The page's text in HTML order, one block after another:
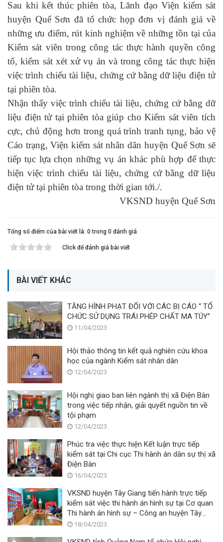
Sau khi kết thúc phiên tòa, Lãnh đạo Viện kiểm sát
huyện Quế Sơn đã tổ chức họp đơn vị đánh giá về
những ưu điểm, rút kinh nghiệm về những tồn tại của
Kiểm sát viên trong công tác thực hành quyền công
tố, kiểm sát xét xử vụ án và trong công tác thực hiện
việc trình chiếu tài liệu, chứng cứ bằng dữ liệu điện tử
tại phiên tòa.
Nhận thấy việc trình chiếu tài liệu, chứng cứ bằng dữ
liệu điện tử tại phiên tòa giúp cho Kiểm sát viên tích
cực, chủ động hơn trong quá trình tranh tụng, bảo vệ
Cáo trạng, Viện kiểm sát nhân dân huyện Quế Sơn sẽ
tiếp tục lựa chọn những vụ án khác phù hợp để thực
hiện việc trình chiếu tài liệu, chứng cứ bằng dữ liệu
điện tử tại phiên tòa trong thời gian tới./.
VKSND huyện Quế Sơn
Tổng số điểm của bài viết là: 0 trong 0 đánh giá
Click để đánh giá bài viết
BÀI VIẾT KHÁC
TĂNG HÌNH PHẠT ĐỐI VỚI CÁC BỊ CÁO “ TỔ
CHỨC SỬ DỤNG TRÁI PHÉP CHẤT MA TÚY”
11/04/2023
Hội thảo thông tin kết quả nghiên cứu khoa
học của ngành Kiểm sát nhân dân
12/04/2023
Hội nghị giao ban liên ngành thị xã Điện Bàn
trong việc tiếp nhận, giải quyết nguồn tin về
tội phạm
12/04/2023
Phúc tra việc thực hiện Kết luận trực tiếp
kiểm sát tại Chi cục Thi hành án dân sự thị xã
Điện Bàn
16/04/2023
VKSND huyện Tây Giang tiến hành trực tiếp
kiểm sát việc thi hành án hình sự tại Cơ quan
Thi hành án hình sự – Công an huyện Tây
Giang
18/04/2023